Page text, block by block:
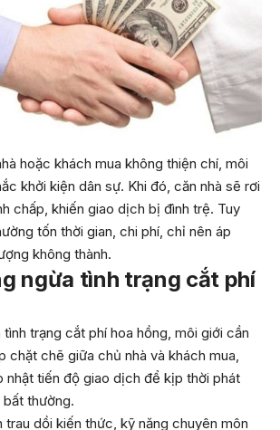
hoặc khách mua không thiện chí, môi
khởi kiện dân sự. Khi đó, căn nhà sẽ rơi
chấp, khiến giao dịch bị đình trệ. Tuy
tốn thời gian, chi phí, chỉ nên áp
không thành.
ngừa tình trạng cắt phí
trạng cắt phí hoa hồng, môi giới cần
chặt chẽ giữa chủ nhà và khách mua,
nhật tiến độ giao dịch để kịp thời phát
bất thường.
trau dồi kiến thức, kỹ năng chuyên môn